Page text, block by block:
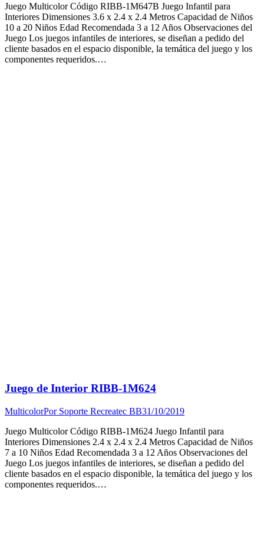
Juego Multicolor Código RIBB-1M647B Juego Infantil para
Interiores Dimensiones 3.6 x 2.4 x 2.4 Metros Capacidad de Niños
10 a 20 Niños Edad Recomendada 3 a 12 Años Observaciones del
Juego Los juegos infantiles de interiores, se diseñan a pedido del
cliente basados en el espacio disponible, la temática del juego y los
componentes requeridos.…
Juego de Interior RIBB-1M624
MulticolorPor Soporte Recreatec BB31/10/2019
Juego Multicolor Código RIBB-1M624 Juego Infantil para
Interiores Dimensiones 2.4 x 2.4 x 2.4 Metros Capacidad de Niños
7 a 10 Niños Edad Recomendada 3 a 12 Años Observaciones del
Juego Los juegos infantiles de interiores, se diseñan a pedido del
cliente basados en el espacio disponible, la temática del juego y los
componentes requeridos.…